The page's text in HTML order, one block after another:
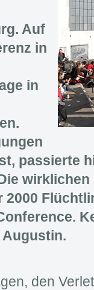
Auf
in
in
passierte
wirklichen
2000
den